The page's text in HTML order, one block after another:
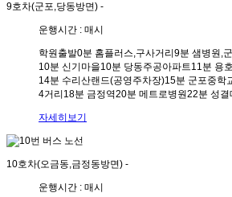
9호차(군포,당동방면) -
운행시간 : 매시
학원출발0분 홈플러스,구사거리 9분 샘병원,
10분 신기마을10분 당동주공아파트11분 용
14분 수리산랜드(공영주차장)15분 군포중학
4거리 18분 금정역20분 메트로병원22분 성결
자세히보기
10호차(오금동,금정동방면) -
운행시간 : 매시